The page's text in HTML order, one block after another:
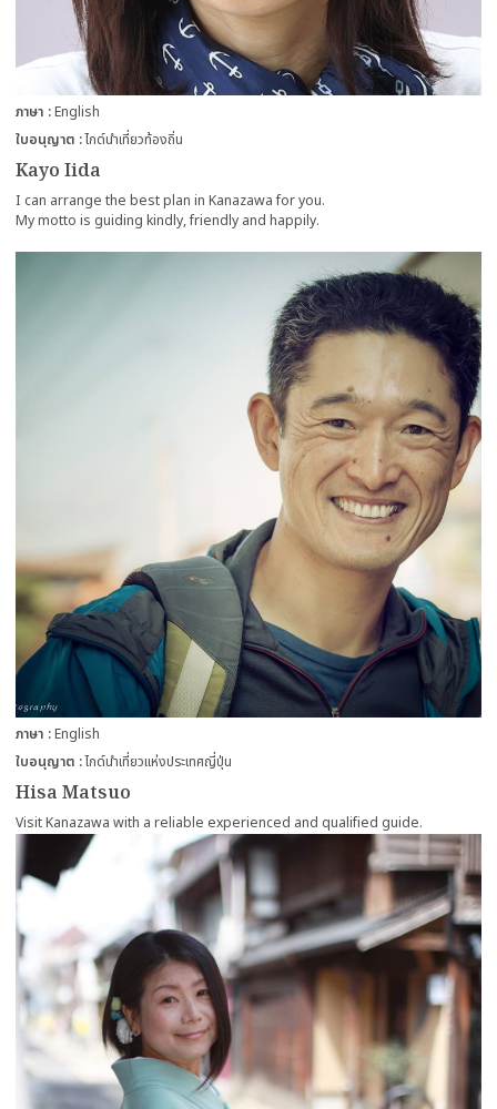
Kayo Iida
ภาษา English
ใบอนุญาต ไกด์นำเที่ยวท้องถิ่น
I can arrange the best plan in Kanazawa for you.
My motto is guiding kindly, friendly and happily.
Hisa Matsuo
ภาษา English
ใบอนุญาต ไกด์นำเที่ยวแห่งประเทศญี่ปุ่น
Visit Kanazawa with a reliable experienced and qualified guide.
more
more